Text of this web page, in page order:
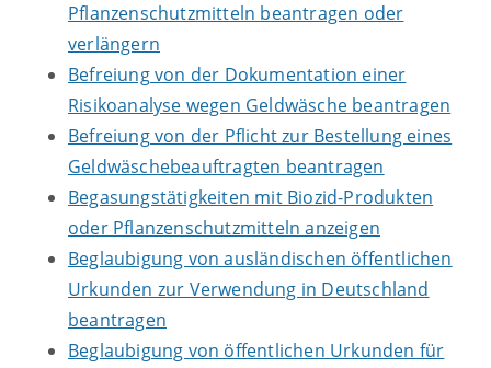
Pflanzenschutzmitteln beantragen oder
verlängern
Befreiung von der Dokumentation einer
Risikoanalyse wegen Geldwäsche beantragen
Befreiung von der Pflicht zur Bestellung eines
Geldwäschebeauftragten beantragen
Begasungstätigkeiten mit Biozid-Produkten
oder Pflanzenschutzmitteln anzeigen
Beglaubigung von ausländischen öffentlichen
Urkunden zur Verwendung in Deutschland
beantragen
Beglaubigung von öffentlichen Urkunden für